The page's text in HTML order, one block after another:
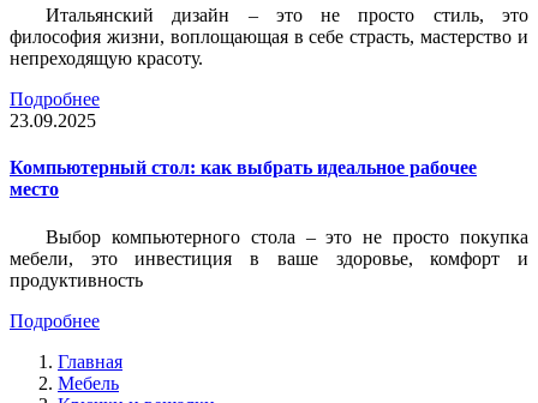
Итальянский дизайн – это не просто стиль, это
философия жизни, воплощающая в себе страсть, мастерство и
непреходящую красоту.
Подробнее
23.09.2025
Компьютерный стол: как выбрать идеальное рабочее
место
Выбор компьютерного стола – это не просто покупка
мебели, это инвестиция в ваше здоровье, комфорт и
продуктивность
Подробнее
Главная
Мебель